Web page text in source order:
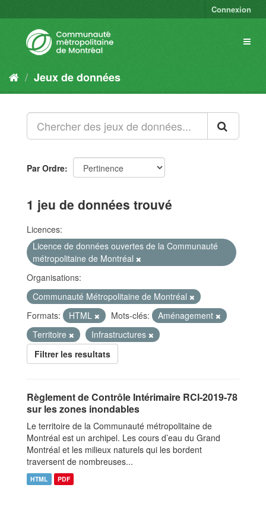
Connexion
Jeux de données
Par Ordre
1 jeu de données trouvé
Licences:
Licence de données ouvertes de la Communauté
métropolitaine de Montréal
Organisations:
Communauté Métropolitaine de Montréal
Formats:
HTML Mots-clés:
Aménagement
Territoire
Infrastructures
Filtrer les resultats
Règlement de Contrôle Intérimaire RCI-2019-78
sur les zones inondables
Le territoire de la Communauté métropolitaine de
Montréal est un archipel. Les cours d’eau du Grand
Montréal et les milieux naturels qui les bordent
traversent de nombreuses...
HTML PDF